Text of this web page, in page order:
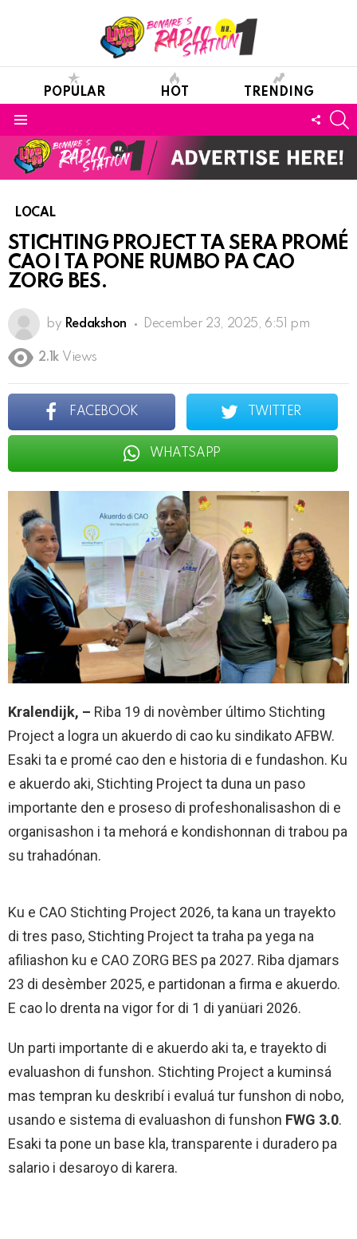
POPULAR HOT TRENDING
LOCAL
STICHTING PROJECT TA SERA PROMÉ
CAO I TA PONE RUMBO PA CAO
ZORG BES.
by Redakshon December 23, 2025, 6:51 pm
2.1k Views
FACEBOOK TWITTER
WHATSAPP
Kralendijk, – Riba 19 di novèmber último Stichting
Project a logra un akuerdo di cao ku sindikato AFBW.
Esaki ta e promé cao den e historia di e fundashon. Ku
e akuerdo aki, Stichting Project ta duna un paso
importante den e proseso di profeshonalisashon di e
organisashon i ta mehorá e kondishonnan di trabou pa
su trahadónan.
Ku e CAO Stichting Project 2026, ta kana un trayekto
di tres paso, Stichting Project ta traha pa yega na
afiliashon ku e CAO ZORG BES pa 2027. Riba djamars
23 di desèmber 2025, e partidonan a firma e akuerdo.
E cao lo drenta na vigor for di 1 di yanüari 2026.
Un parti importante di e akuerdo aki ta, e trayekto di
evaluashon di funshon. Stichting Project a kuminsá
mas tempran ku deskribí i evaluá tur funshon di nobo,
usando e sistema di evaluashon di funshon FWG 3.0.
Esaki ta pone un base kla, transparente i duradero pa
salario i desaroyo di karera.